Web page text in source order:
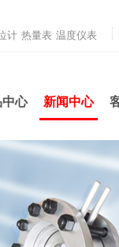
计 热量表 温度仪表
心 新闻中心